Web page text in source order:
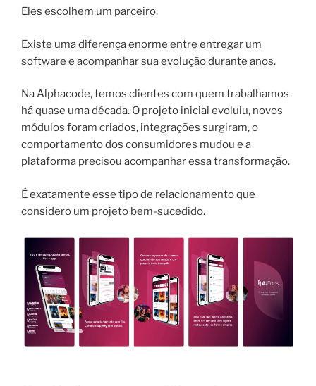
Eles escolhem um parceiro.
Existe uma diferença enorme entre entregar um
software e acompanhar sua evolução durante anos.
Na Alphacode, temos clientes com quem trabalhamos
há quase uma década. O projeto inicial evoluiu, novos
módulos foram criados, integrações surgiram, o
comportamento dos consumidores mudou e a
plataforma precisou acompanhar essa transformação.
É exatamente esse tipo de relacionamento que
considero um projeto bem-sucedido.